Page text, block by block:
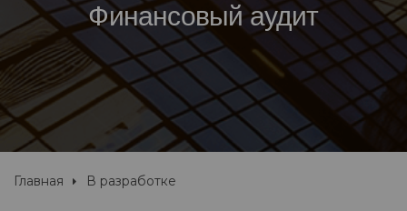
Финансовый аудит
Главная В разработке